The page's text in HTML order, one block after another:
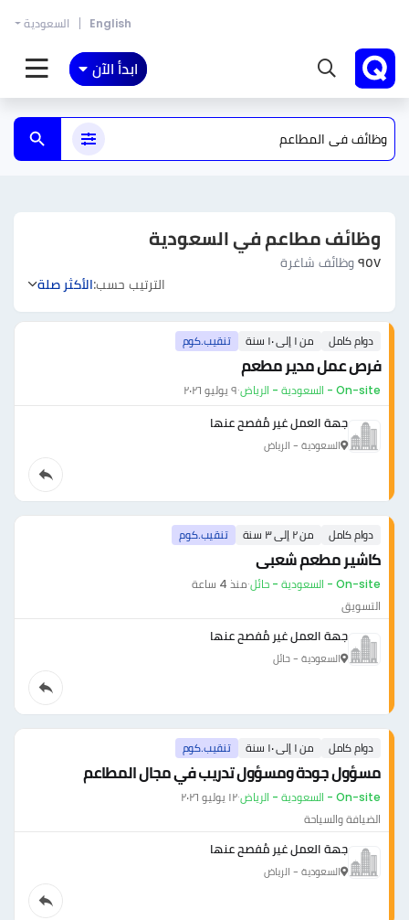
English السعودية
ابدأ الآن
وظائف مطاعم في السعودية
٩٥٧ وظائف شاغرة
الترتيب حسب:الأكثر صلة
دوام كامل من ١ إلى ١٠ سنة تنقيب.كوم
فرص عمل مدير مطعم
On-site - السعودية - الرياض ·٩ يوليو ٢٠٢٦
جهة العمل غير مُفصح عنها
السعودية - الرياض
دوام كامل من ٢ إلى ٣ سنة تنقيب.كوم
كاشير مطعم شعبى
On-site - السعودية - حائل ·منذ 4 ساعة
التسويق
جهة العمل غير مُفصح عنها
السعودية - حائل
دوام كامل من ١ إلى ١٠ سنة تنقيب.كوم
مسؤول جودة ومسؤول تدريب في مجال المطاعم
On-site - السعودية - الرياض ·١٢ يوليو ٢٠٢٦
الضيافة والسياحة
جهة العمل غير مُفصح عنها
السعودية - الرياض